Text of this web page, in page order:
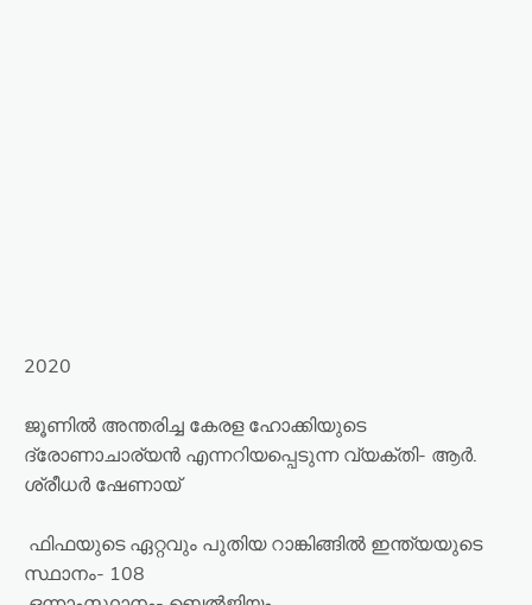
2020
ജൂണിൽ അന്തരിച്ച കേരള ഹോക്കിയുടെ
ദ്രോണാചാര്യൻ എന്നറിയപ്പെടുന്ന വ്യക്തി- ആർ.
ശ്രീധർ ഷേണായ്
ഫിഫയുടെ ഏറ്റവും പുതിയ റാങ്കിങ്ങിൽ ഇന്ത്യയുടെ
സ്ഥാനം- 108